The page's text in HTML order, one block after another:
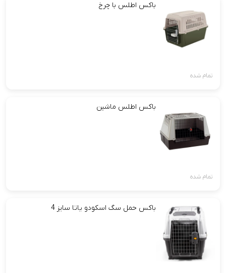
باکس اطلس با چرخ
تمام شده
باکس اطلس ماشین
تمام شده
باکس حمل سگ اسکودو یاتا سایز 4